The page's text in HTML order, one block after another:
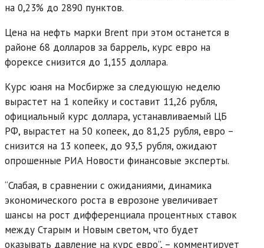
на 0,23% до 2890 пунктов.
Цена на нефть марки Brent при этом останется в
районе 68 долларов за баррель, курс евро на
форексе снизится до 1,155 доллара.
Курс юаня на Мосбирже за следующую неделю
вырастет на 1 копейку и составит 11,26 рубля,
официальный курс доллара, устанавливаемый ЦБ
РФ, вырастет на 50 копеек, до 81,25 рубля, евро –
снизится на 13 копеек, до 93,5 рубля, ожидают
опрошенные РИА Новости финансовые эксперты.
“Слабая, в сравнении с ожиданиями, динамика
экономического роста в еврозоне увеличивает
шансы на рост дифференциала процентных ставок
между Старым и Новым светом, что будет
оказывать давление на курс евро”, – комментирует